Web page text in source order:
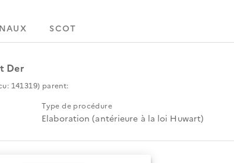
SCOT
Der
141319) parent:
Type de procédure
Elaboration (antérieure à la loi Huwart)